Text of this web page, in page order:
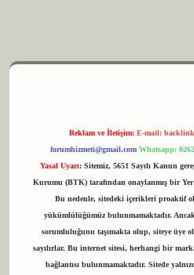
Reklam ve İletişim: E-mail:
forumhizmeti@gmail.com Whatsapp:
Yasal Uyarı: Sitemiz, 5651 Sayılı Kanun
Kurumu (BTK) tarafından onaylanmış bir Yer
Bu nedenle, sitedeki içerikleri proaktif
yükümlülüğümüz bulunmamaktadır.
sorumluluğunu taşımakta olup, siteye üye
sayılırlar. Bu internet sitesi, herhangi bir
bağlantısı bulunmamaktadır. Sitede